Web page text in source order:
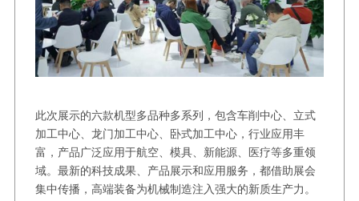
此次展示的六款机型多品种多系列，包含车削中心、立式
加工中心、龙门加工中心、卧式加工中心，行业应用丰
富，产品广泛应用于航空、模具、新能源、医疗等多重领
域。最新的科技成果、产品展示和应用服务，都借助展会
集中传播，高端装备为机械制造注入强大的新质生产力。